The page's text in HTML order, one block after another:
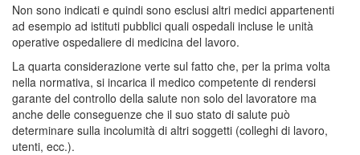
Non sono indicati e quindi sono esclusi altri medici appartenenti
ad esempio ad istituti pubblici quali ospedali incluse le unità
operative ospedaliere di medicina del lavoro.
La quarta considerazione verte sul fatto che, per la prima volta
nella normativa, si incarica il medico competente di rendersi
garante del controllo della salute non solo del lavoratore ma
anche delle conseguenze che il suo stato di salute può
determinare sulla incolumità di altri soggetti (colleghi di lavoro,
utenti, ecc.).